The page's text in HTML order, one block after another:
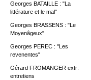
Georges BATAILLE : "La
littérature et le mal"
Georges BRASSENS : "Le
Moyenâgeux"
Georges PEREC : "Les
revenentes"
Gérard FROMANGER extr:
entretiens